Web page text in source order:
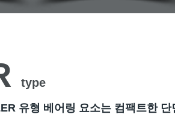
type
유형 베어링 요소는 컴팩트한